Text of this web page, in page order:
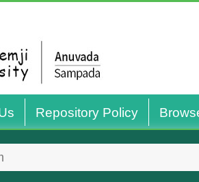
Repository Policy